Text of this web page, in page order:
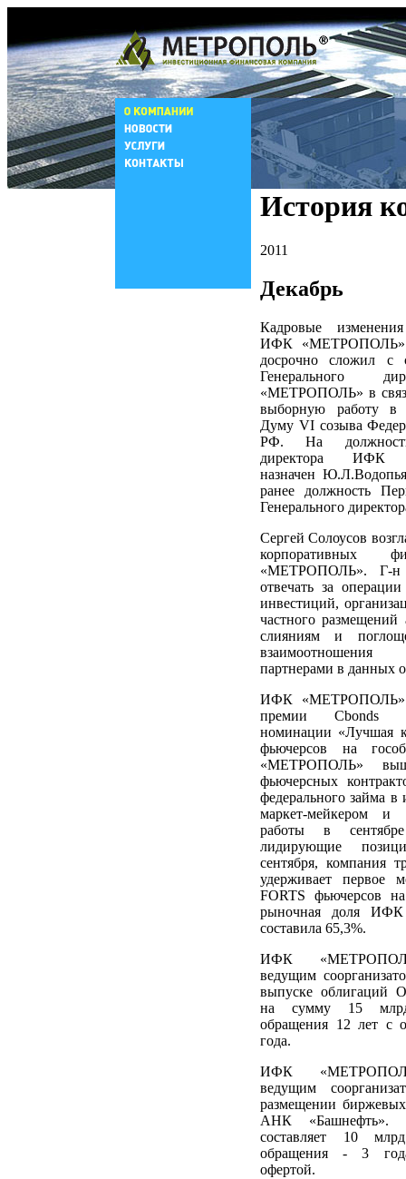
История
2011
Декабрь
Кадровые
ИФК «МЕТРОПОЛЬ».
досрочно сложил с
Генерального
«МЕТРОПОЛЬ» в
выборную работу в
Думу VI созыва
РФ. На должность
директора ИФК
назначен
ранее должность
Генерального
Сергей Солоусов
корпоративных
«МЕТРОПОЛЬ». Г-н
отвечать за
инвестиций,
частного
слияниям и
партнерами в данных
ИФК «МЕТРОПОЛЬ»
премии Cbonds
номинации «Лучшая
фьючерсов на
«МЕТРОПОЛЬ»
фьючерсных
федерального займа в
маркет-мейкером
работы в
лидирующие
сентября, компания
удерживает первое
FORTS фьючерсов
рыночная доля
составила 65,3%.
ИФК
ведущим
выпуске
на сумму 15
обращения 12 лет с
года.
ИФК
ведущим
размещении
АНК «Башнефть».
составляет 10
обращения - 3
офертой.